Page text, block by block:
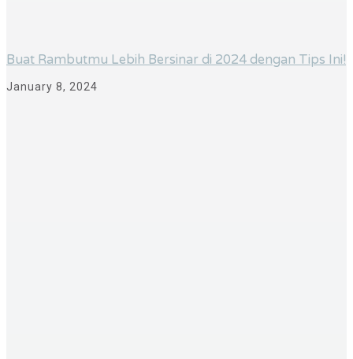
Buat Rambutmu Lebih Bersinar di 2024 dengan Tips Ini!
January 8, 2024